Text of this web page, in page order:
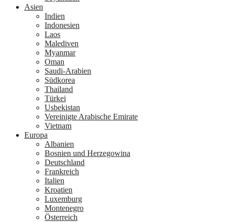
Asien
Indien
Indonesien
Laos
Malediven
Myanmar
Oman
Saudi-Arabien
Südkorea
Thailand
Türkei
Usbekistan
Vereinigte Arabische Emirate
Vietnam
Europa
Albanien
Bosnien und Herzegowina
Deutschland
Frankreich
Italien
Kroatien
Luxemburg
Montenegro
Österreich